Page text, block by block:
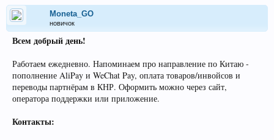
Moneta_GO
новичок
Всем добрый день!
Работаем ежедневно. Напоминаем про направление по Китаю -
пополнение AliPay и WeChat Pay, оплата товаров/инвойсов и
переводы партнёрам в КНР. Оформить можно через сайт,
оператора поддержки или приложение.
Контакты: